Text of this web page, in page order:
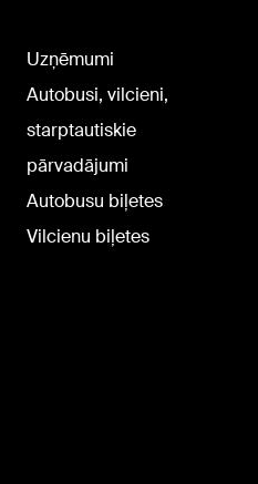
Uzņēmumi
Autobusi, vilcieni,
starptautiskie
pārvadājumi
Autobusu biļetes
Vilcienu biļetes